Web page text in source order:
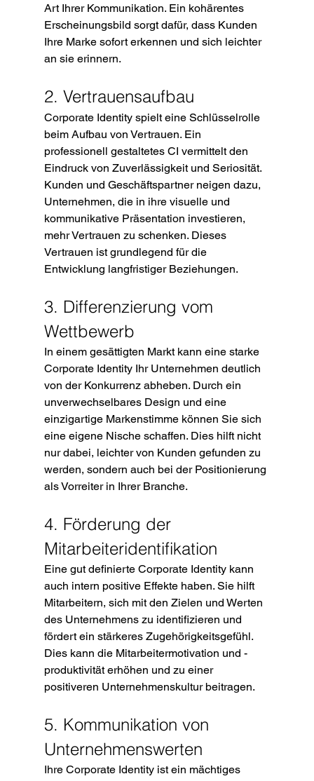
Art Ihrer Kommunikation. Ein kohärentes
Erscheinungsbild sorgt dafür, dass Kunden
Ihre Marke sofort erkennen und sich leichter
an sie erinnern.
2. Vertrauensaufbau
Corporate Identity spielt eine Schlüsselrolle
beim Aufbau von Vertrauen. Ein
professionell gestaltetes CI vermittelt den
Eindruck von Zuverlässigkeit und Seriosität.
Kunden und Geschäftspartner neigen dazu,
Unternehmen, die in ihre visuelle und
kommunikative Präsentation investieren,
mehr Vertrauen zu schenken. Dieses
Vertrauen ist grundlegend für die
Entwicklung langfristiger Beziehungen.
3. Differenzierung vom
Wettbewerb
In einem gesättigten Markt kann eine starke
Corporate Identity Ihr Unternehmen deutlich
von der Konkurrenz abheben. Durch ein
unverwechselbares Design und eine
einzigartige Markenstimme können Sie sich
eine eigene Nische schaffen. Dies hilft nicht
nur dabei, leichter von Kunden gefunden zu
werden, sondern auch bei der Positionierung
als Vorreiter in Ihrer Branche.
4. Förderung der
Mitarbeiteridentifikation
Eine gut definierte Corporate Identity kann
auch intern positive Effekte haben. Sie hilft
Mitarbeitern, sich mit den Zielen und Werten
des Unternehmens zu identifizieren und
fördert ein stärkeres Zugehörigkeitsgefühl.
Dies kann die Mitarbeitermotivation und -
produktivität erhöhen und zu einer
positiveren Unternehmenskultur beitragen.
5. Kommunikation von
Unternehmenswerten
Ihre Corporate Identity ist ein mächtiges